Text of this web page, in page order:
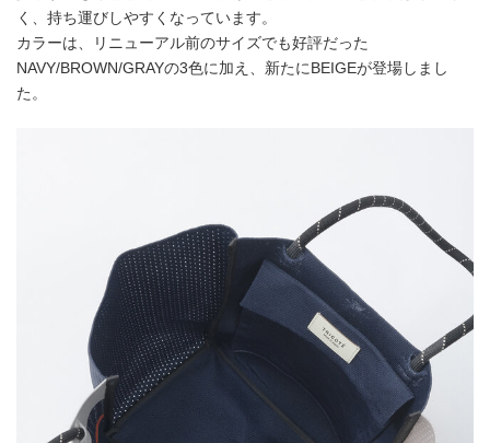
く、持ち運びしやすくなっています。
カラーは、リニューアル前のサイズでも好評だった
NAVY/BROWN/GRAYの3色に加え、新たにBEIGEが登場しまし
た。